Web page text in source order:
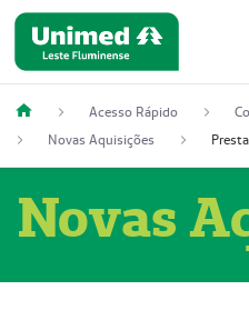
Acesso Rápido
Novas Aquisições
Novas